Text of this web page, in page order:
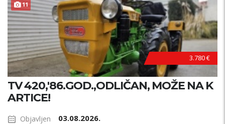
11
3.780 €
TV 420,'86.GOD.,ODLIČAN, MOŽE NA K
ARTICE!
Objavljen 03.08.2026.